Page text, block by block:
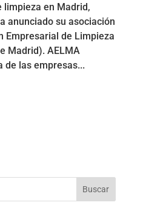
limpieza en Madrid,
anunciado su asociación
Empresarial de Limpieza
Madrid). AELMA
de las empresas...
Buscar